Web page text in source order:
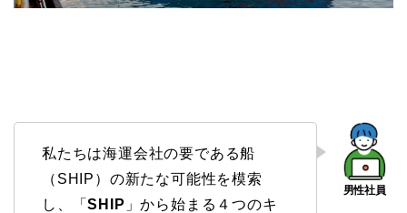
私たちは海運会社の要である船
（SHIP）の新たな可能性を模索
し、「SHIP 」から始まる４つのキ